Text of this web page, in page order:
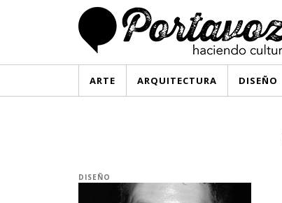
ARTE ARQUITECTURA DISEÑO
DISEÑO